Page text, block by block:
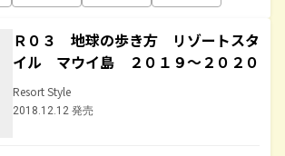
Ｒ０３ 地球の歩き方 リゾートスタ
イル マウイ島 ２０１９～２０２０
Resort Style
2018.12.12 発売